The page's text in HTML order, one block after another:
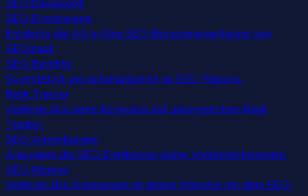
SEO Dashboard.
SEO-Erweiterung
Entdecke die All-in-One SEO-Browsererweiterung von
SEOcrawl.
SEO-Berichte
So erstellst und automatisierst du SEO-Reports.
Rank Tracker
Verfolge alle deine Keywords mit unbegrenztem Rank
Tracker.
SEO-Anmerkungen
Analysiere die SEO-Ergebnisse deiner Implementierungen.
SEO-Monitor
Verfolge alle Änderungen an deiner Website mit dem SEO-